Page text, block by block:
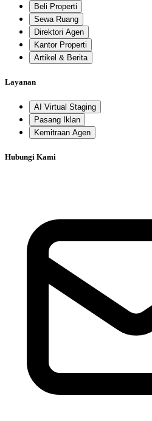
Beli Properti
Sewa Ruang
Direktori Agen
Kantor Properti
Artikel & Berita
Layanan
AI Virtual Staging
Pasang Iklan
Kemitraan Agen
Hubungi Kami